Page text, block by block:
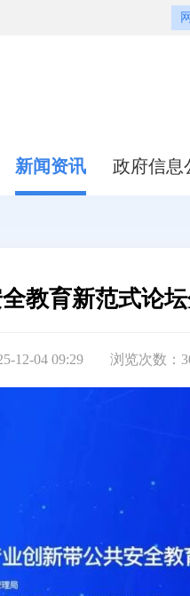
新闻资讯 政府信息
教育新范式论
12-04 09:29 浏览次数：